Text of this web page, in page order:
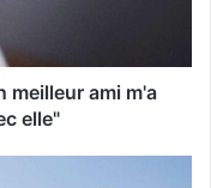
meilleur ami m'a
elle"